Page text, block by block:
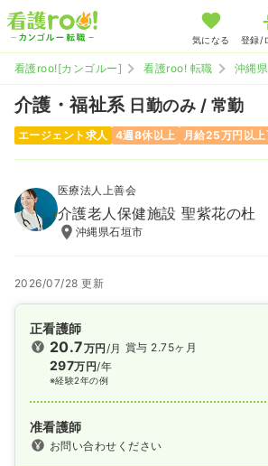
気になる 登録/
看護roo![カンゴルー] 看護roo! 転職 沖縄県
介護・福祉系 日勤のみ / 常勤
エージェント求人 4週8休以上 月給25万円以上
医療法人上善会
介護老人保健施設 聖紫花の杜
沖縄県石垣市
2026/07/28 更新
正看護師
20.7万円/月
297万円/年
※経験2年の例
賞与 2.75ヶ月
准看護師
お問い合わせください